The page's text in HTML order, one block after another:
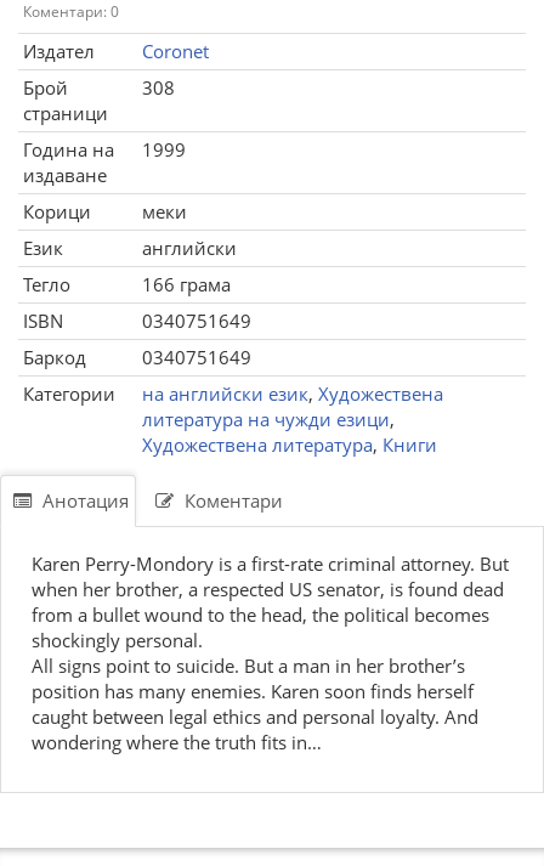
Коментари: 0
Издател
Coronet
Брой
страници
308
Година на
издаване
1999
Корици
меки
Език
английски
Тегло
166 грама
ISBN
0340751649
Баркод
0340751649
Категории
на английски език, Художествена
литература на чужди езици,
Художествена литература, Книги
Анотация Коментари
Karen Perry-Mondory is a first-rate criminal attorney. But
when her brother, a respected US senator, is found dead
from a bullet wound to the head, the political becomes
shockingly personal.
All signs point to suicide. But a man in her brother’s
position has many enemies. Karen soon finds herself
caught between legal ethics and personal loyalty. And
wondering where the truth fits in…